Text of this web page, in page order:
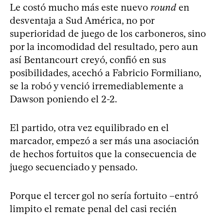
Le costó mucho más este nuevo round en
desventaja a Sud América, no por
superioridad de juego de los carboneros, sino
por la incomodidad del resultado, pero aun
así Bentancourt creyó, confió en sus
posibilidades, acechó a Fabricio Formiliano,
se la robó y venció irremediablemente a
Dawson poniendo el 2-2.
El partido, otra vez equilibrado en el
marcador, empezó a ser más una asociación
de hechos fortuitos que la consecuencia de
juego secuenciado y pensado.
Porque el tercer gol no sería fortuito –entró
limpito el remate penal del casi recién